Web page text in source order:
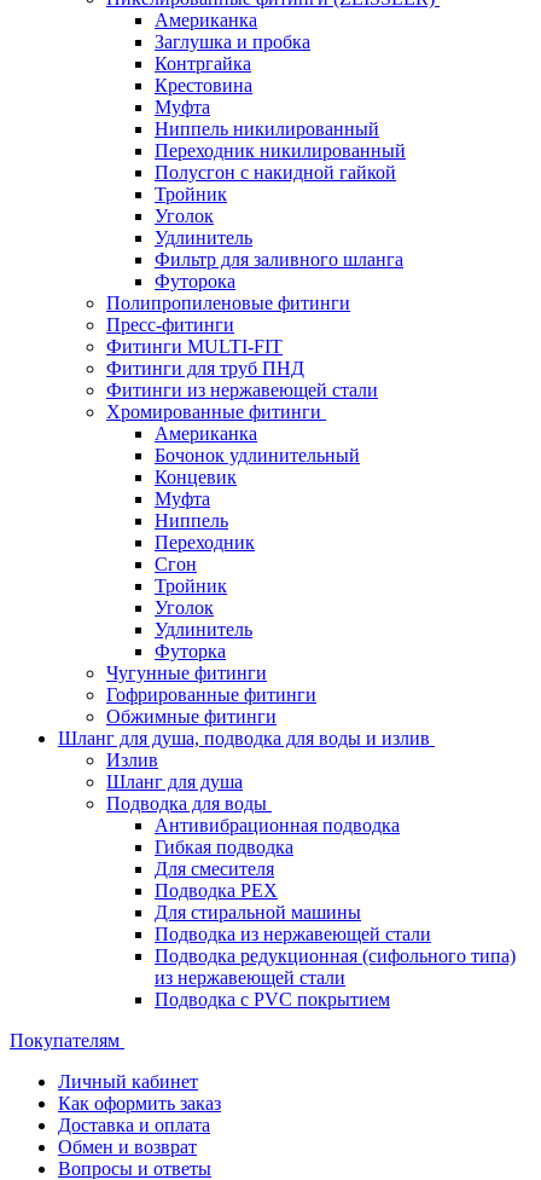
Американка
Заглушка и пробка
Контргайка
Крестовина
Муфта
Ниппель никилированный
Переходник никилированный
Полусгон с накидной гайкой
Тройник
Уголок
Удлинитель
Фильтр для заливного шланга
Футорока
Полипропиленовые фитинги
Пресс-фитинги
Фитинги MULTI-FIT
Фитинги для труб ПНД
Фитинги из нержавеющей стали
Хромированные фитинги
Американка
Бочонок удлинительный
Концевик
Муфта
Ниппель
Переходник
Сгон
Тройник
Уголок
Удлинитель
Футорка
Чугунные фитинги
Гофрированные фитинги
Обжимные фитинги
Шланг для душа, подводка для воды и излив
Излив
Шланг для душа
Подводка для воды
Антивибрационная подводка
Гибкая подводка
Для смесителя
Подводка PEX
Для стиральной машины
Подводка из нержавеющей стали
Подводка редукционная (сифольного типа)
из нержавеющей стали
Подводка с PVC покрытием
Покупателям
Личный кабинет
Как оформить заказ
Доставка и оплата
Обмен и возврат
Вопросы и ответы